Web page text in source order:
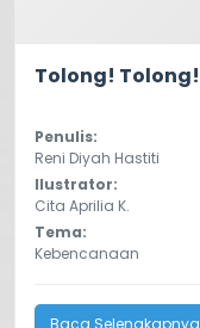
Tolong! Tolong!
Penulis:
Reni Diyah Hastiti
Ilustrator:
Cita Aprilia K.
Tema:
Kebencanaan
Baca Selengkapnya